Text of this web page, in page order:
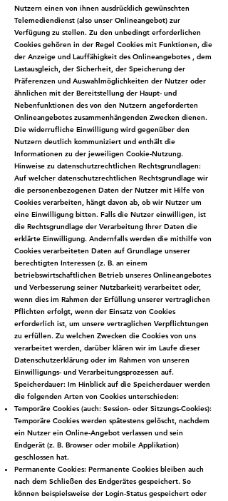
Nutzern einen von ihnen ausdrücklich gewünschten
Telemediendienst (also unser Onlineangebot) zur
Verfügung zu stellen. Zu den unbedingt erforderlichen
Cookies gehören in der Regel Cookies mit Funktionen, die
der Anzeige und Lauffähigkeit des Onlineangebotes , dem
Lastausgleich, der Sicherheit, der Speicherung der
Präferenzen und Auswahlmöglichkeiten der Nutzer oder
ähnlichen mit der Bereitstellung der Haupt- und
Nebenfunktionen des von den Nutzern angeforderten
Onlineangebotes zusammenhängenden Zwecken dienen.
Die widerrufliche Einwilligung wird gegenüber den
Nutzern deutlich kommuniziert und enthält die
Informationen zu der jeweiligen Cookie-Nutzung.
Hinweise zu datenschutzrechtlichen Rechtsgrundlagen:
Auf welcher datenschutzrechtlichen Rechtsgrundlage wir
die personenbezogenen Daten der Nutzer mit Hilfe von
Cookies verarbeiten, hängt davon ab, ob wir Nutzer um
eine Einwilligung bitten. Falls die Nutzer einwilligen, ist
die Rechtsgrundlage der Verarbeitung Ihrer Daten die
erklärte Einwilligung. Andernfalls werden die mithilfe von
Cookies verarbeiteten Daten auf Grundlage unserer
berechtigten Interessen (z. B. an einem
betriebswirtschaftlichen Betrieb unseres Onlineangebotes
und Verbesserung seiner Nutzbarkeit) verarbeitet oder,
wenn dies im Rahmen der Erfüllung unserer vertraglichen
Pflichten erfolgt, wenn der Einsatz von Cookies
erforderlich ist, um unsere vertraglichen Verpflichtungen
zu erfüllen. Zu welchen Zwecken die Cookies von uns
verarbeitet werden, darüber klären wir im Laufe dieser
Datenschutzerklärung oder im Rahmen von unseren
Einwilligungs- und Verarbeitungsprozessen auf.
Speicherdauer: Im Hinblick auf die Speicherdauer werden
die folgenden Arten von Cookies unterschieden:
Temporäre Cookies (auch: Session- oder Sitzungs-Cookies):
Temporäre Cookies werden spätestens gelöscht, nachdem
ein Nutzer ein Online-Angebot verlassen und sein
Endgerät (z. B. Browser oder mobile Applikation)
geschlossen hat.
Permanente Cookies: Permanente Cookies bleiben auch
nach dem Schließen des Endgerätes gespeichert. So
können beispielsweise der Login-Status gespeichert oder